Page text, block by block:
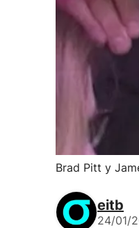
Brad Pitt y
eitb
24/01/